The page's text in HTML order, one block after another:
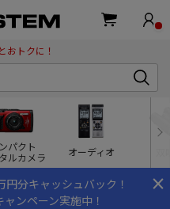
おトクに！
パクト
ルカメラ
オーディオ
×
分キャッシュバック！
ンペーン実施中！